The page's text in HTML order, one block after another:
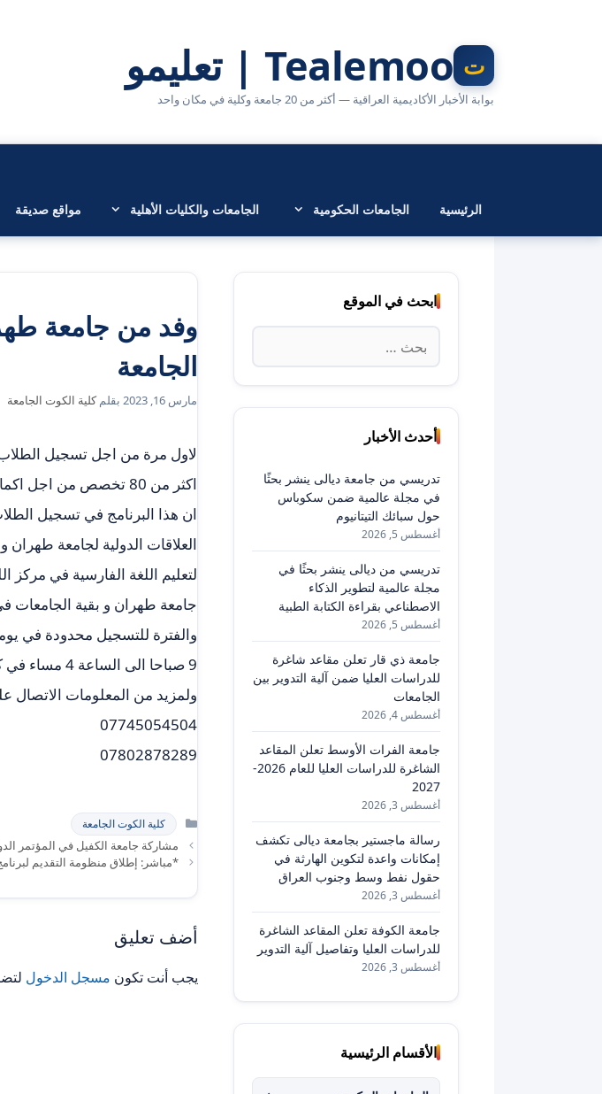
Tealemoo | تعليمو
بوابة الأخبار الأكاديمية العراقية — أكثر من 20 جامعة وكلية في مكان واحد
الرئيسية الجامعات الحكومية الجامعات والكليات الأهلية مواقع صديقة
وفد من جامعة
الجامعة
مارس 16, 2023 بقلمكلية الكوت الجامعة
لاول مرة من اجل تسجيل الطلاب
اكثر من 80 تخصص من اجل اكمال دراستهم الجامعية العليا وطموحهم …
ان هذا البرنامج في تسجيل
العلاقات الدولية لجامعة
لتعليم اللغة الفارسية في مركز
جامعة طهران و بقية الجامعات في
9 صباحا الى الساعة 4 مساء في كلية الكوت الجامعة ( طريق كوت / الحي ) الموقع الجديد
ولمزيد من المعلومات الاتصال
07745054504
07802878289
التصنيفات
كلية الكوت الجامعة
مشاركة جامعة الكفيل في المؤتمر
*مباشر: إطلاق منظومة التقديم
أضف تعليق
يجب أنت تكون مسجل الدخول
ابحث في الموقع
البحث
عن:
أحدث الأخبار
تدريسي من جامعة ديالى ينشر بحثًا
في مجلة عالمية ضمن سكوباس
حول سبائك التيتانيوم
أغسطس 5, 2026
تدريسي من ديالى ينشر بحثًا في
مجلة عالمية لتطوير الذكاء
الاصطناعي بقراءة الكتابة الطبية
أغسطس 5, 2026
جامعة ذي قار تعلن مقاعد شاغرة
للدراسات العليا ضمن آلية التدوير بين
الجامعات
أغسطس 4, 2026
جامعة الفرات الأوسط تعلن المقاعد
الشاغرة للدراسات العليا للعام 2026-
2027
أغسطس 3, 2026
رسالة ماجستير بجامعة ديالى تكشف
إمكانات واعدة لتكوين الهارثة في
حقول نفط وسط وجنوب العراق
أغسطس 3, 2026
جامعة الكوفة تعلن المقاعد الشاغرة
للدراسات العليا وتفاصيل آلية التدوير
أغسطس 3, 2026
الأقسام الرئيسية